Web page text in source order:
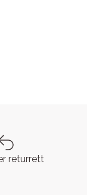
returrett